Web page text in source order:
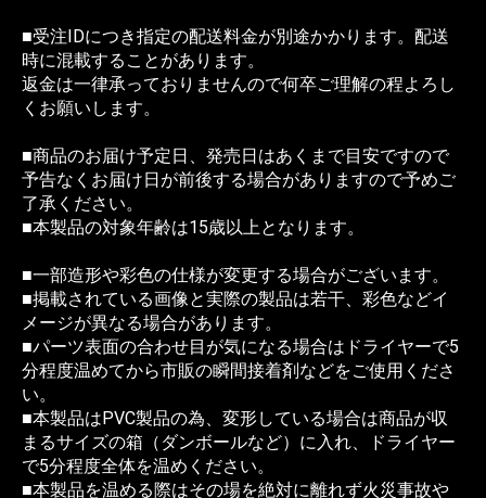
■受注IDにつき指定の配送料金が別途かかります。配送
時に混載することがあります。
返金は一律承っておりませんので何卒ご理解の程よろし
くお願いします。
■商品のお届け予定日、発売日はあくまで目安ですので
予告なくお届け日が前後する場合がありますので予めご
了承ください。
■本製品の対象年齢は15歳以上となります。
■一部造形や彩色の仕様が変更する場合がございます。
■掲載されている画像と実際の製品は若干、彩色などイ
メージが異なる場合があります。
■パーツ表面の合わせ目が気になる場合はドライヤーで5
分程度温めてから市販の瞬間接着剤などをご使用くださ
い。
■本製品はPVC製品の為、変形している場合は商品が収
まるサイズの箱（ダンボールなど）に入れ、ドライヤー
で5分程度全体を温めください。
■本製品を温める際はその場を絶対に離れず火災事故や